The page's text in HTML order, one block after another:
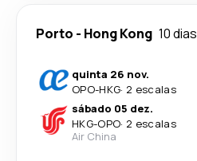
Porto - Hong Kong 10 dias
quinta 26 nov.
OPO-HKG· 2 escalas
sábado 05 dez.
HKG-OPO· 2 escalas
Air China